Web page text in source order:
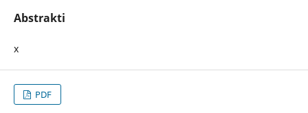
Abstrakti
x
PDF